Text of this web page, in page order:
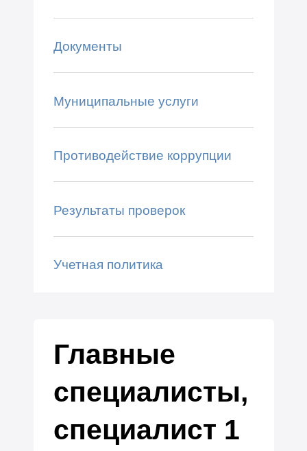
Документы
Муниципальные услуги
Противодействие коррупции
Результаты проверок
Учетная политика
Главные
специалисты,
специалист 1